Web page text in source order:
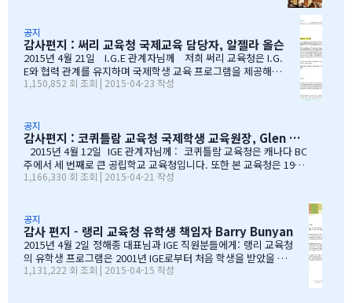
1:52 39 읽음 한국시간으로 오늘 저녁 st.john졸업식이 시
작됩니다.오늘 졸업식에는 개인적인 사정으로 함께하지 못
하지만아쉬운 마음을 담아 함께 축하의 인사를 전합니다.오
늘 졸업식이 아이들만의 졸업식이 아닌몇년동안 저희 부모
를 대신해 앞장 서 이끌어 주신선생님들의 졸업식이라 해도
나조카처럼 야단도치시고 때로는 버릇없이 한 행동들에도너
그러이 이해해주신 조셉이사님,아이들의 구멍난 빈 자리를
말없이…
공지
감사편지 : 써리 교육청 국제교육 담당자, 알젤라 올슨
2015년 4월 21일 I.G.E 관계자님께 저희 써리 교육청은 I.G.
E와 협력 관계를 유지하며 국제학생 교육 프로그램을 제공해올
수 있음에 만족하고 있습니다. I.G.E는 지난 10년간 써리 교육
수 있도록 많은 도움을 주었습니다. 특별히 정해종 대표님을 비
롯한 많은 I.G.E의 직원 여러분께서 종합적인 오리엔테이션과
정착서비스, 방과후 프로그램, 홈스테이 프로그램을 비롯한 다
양한 서비스를 제공해 주시는 등 물심양면의 지원을 해주셨습
니다. 이 같은 집중적 학습관리와 준비 프로그램, 그리고 지속
써리로의 유학을 희망하는 국제학생들을 위해 I.G.E와 협력 관
계를 유지해나갈 수 있…
1,150,852 회 조회 | 2015-04-23 작성
공지
감사편지 : 코퀴틀람 교육청 국제학생 교육원장, Glen Conley
2015년 4월 12일 IGE 관계자님께 : 코퀴틀람 교육청은 캐나다 BC
주에서 세 번째로 큰 공립학교 교육청입니다. 또한 본 교육청은 1999
년부터 ‘국제학생 프로그램’을 제공해왔으며, 현재 캐나다에서 가장
때문에 이루어낼 수 있었던 것이라고 생각합니다. 코퀴틀람 교육청
이 IGE를 통해 국제학생 프로그램을 제공해 온지도 10년이 되어갑니
다. 그리고 이렇게 긴 시간 동안 많은 가족과 학생들이 캐나다에 잘
정착하여 공부할 수 있었던 데에는, 정해종 대표님을 비롯하여 모든 I
GE 직원의 헌신적인 노력이 있었음을 잘 알고 있습니다. 우리는 IGE
1,166,330 회 조회 | 2015-04-21 작성
공지
감사 편지 - 랭리 교육청 유학생 책임자 Barry Bunyan
2015년 4월 2일 정해종 대표님과 IGE 직원분들에게: 랭리 교육청
의 유학생 프로그램은 2001년 IGE로부터 처음 학생을 받았을 때
부터 IGE와 오랜 시간동안 신뢰있는 관계로 좋은 시간을 보내왔습
1,131,222 회 조회 | 2015-04-15 작성